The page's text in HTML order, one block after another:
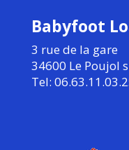
Babyfoot
3 rue de la gare
34600 Le Poujol
Tel: